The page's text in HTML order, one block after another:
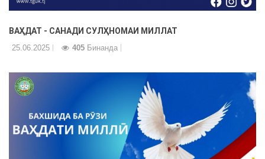
ВАҲДАТ - САНАДИ СУЛҲНОМАИ МИЛЛАТ
25.06.2025 405 Бинанда